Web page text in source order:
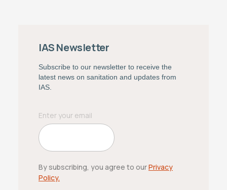
IAS Newsletter
Subscribe to our newsletter to receive the
latest news on sanitation and updates from
IAS.
By subscribing, you agree to ourPrivacy
Policy.